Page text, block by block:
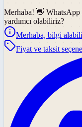
Merhaba! 👋 WhatsApp
yardımcı olabiliriz?
Merhaba, bilgi
Fiyat ve taksit